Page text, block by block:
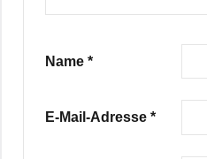
Name *
E-Mail-Adresse *